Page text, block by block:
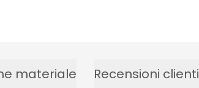
materiale Recensioni clienti